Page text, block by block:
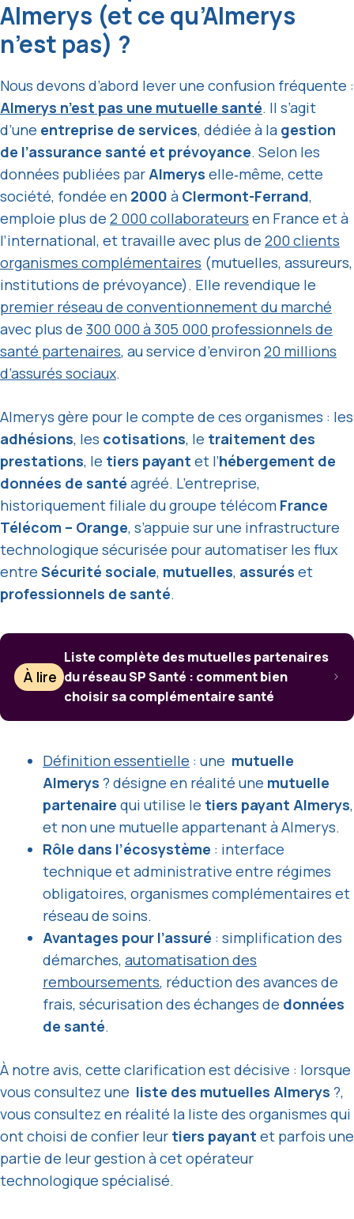
Almerys (et ce qu’Almerys
n’est pas) ?
Nous devons d’abord lever une confusion fréquente :
Almerys n’est pas une mutuelle santé. Il s’agit
d’une entreprise de services, dédiée à la gestion
de l’assurance santé et prévoyance. Selon les
données publiées par Almerys elle‑même, cette
société, fondée en 2000 à Clermont-Ferrand,
emploie plus de 2 000 collaborateurs en France et à
l’international, et travaille avec plus de 200 clients
organismes complémentaires (mutuelles, assureurs,
institutions de prévoyance). Elle revendique le
premier réseau de conventionnement du marché
avec plus de 300 000 à 305 000 professionnels de
santé partenaires, au service d’environ20 millions
d’assurés sociaux.
Almerys gère pour le compte de ces organismes : les
adhésions, les cotisations, le traitement des
prestations, le tiers payant et l’hébergement de
données de santé agréé. L’entreprise,
historiquement filiale du groupe télécom France
Télécom – Orange, s’appuie sur une infrastructure
technologique sécurisée pour automatiser les flux
entre Sécurité sociale, mutuelles, assurés et
professionnels de santé.
À lire
Liste complète des mutuelles partenaires
du réseau SP Santé : comment bien
choisir sa complémentaire santé
Définition essentielle : une mutuelle
Almerys ? désigne en réalité une mutuelle
partenaire qui utilise le tiers payant Almerys,
et non une mutuelle appartenant à Almerys.
Rôle dans l’écosystème : interface
technique et administrative entre régimes
obligatoires, organismes complémentaires et
réseau de soins.
Avantages pour l’assuré : simplification des
démarches, automatisation des
remboursements, réduction des avances de
frais, sécurisation des échanges de données
de santé.
À notre avis, cette clarification est décisive : lorsque
vous consultez une liste des mutuelles Almerys ?,
vous consultez en réalité la liste des organismes qui
ont choisi de confier leur tiers payant et parfois une
partie de leur gestion à cet opérateur
technologique spécialisé.